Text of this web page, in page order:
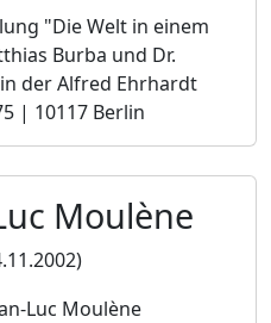
"Die Welt in einem
Burba und Dr.
der Alfred Ehrhardt
| 10117 Berlin
Moulène